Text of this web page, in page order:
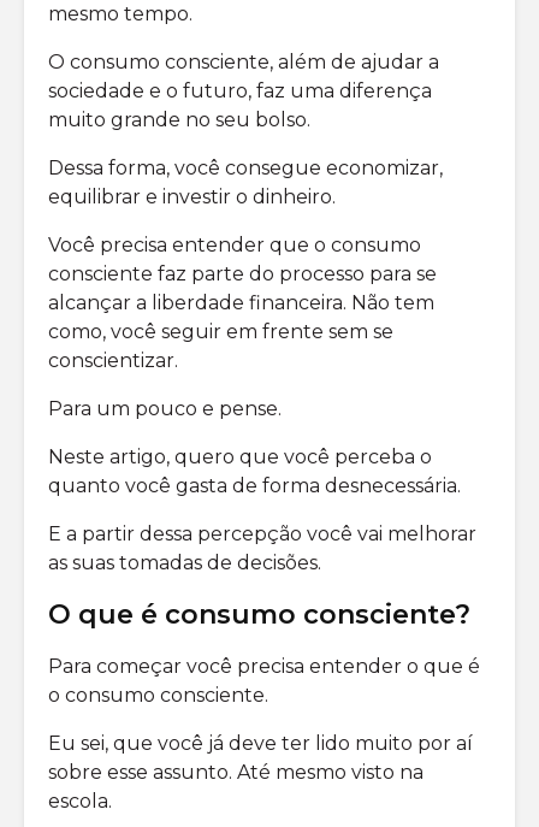
mesmo tempo.
O consumo consciente, além de ajudar a
sociedade e o futuro, faz uma diferença
muito grande no seu bolso.
Dessa forma, você consegue economizar,
equilibrar e investir o dinheiro.
Você precisa entender que o consumo
consciente faz parte do processo para se
alcançar a liberdade financeira. Não tem
como, você seguir em frente sem se
conscientizar.
Para um pouco e pense.
Neste artigo, quero que você perceba o
quanto você gasta de forma desnecessária.
E a partir dessa percepção você vai melhorar
as suas tomadas de decisões.
O que é consumo consciente?
Para começar você precisa entender o que é
o consumo consciente.
Eu sei, que você já deve ter lido muito por aí
sobre esse assunto. Até mesmo visto na
escola.
Implícita para o
mercado de
Opções?
Qual a melhor
investimentos?
mercado de
opções?